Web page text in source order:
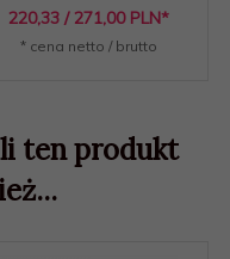
220,33 / 271,00 PLN*
* cena netto / brutto
ten produkt